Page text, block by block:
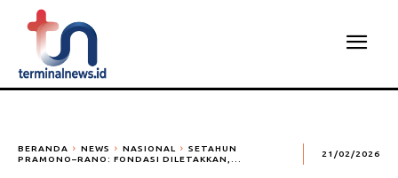
BERANDA NEWS NASIONAL
SETAHUN
PRAMONO–RANO: FONDASI DILETAKKAN,...
21/02/2026